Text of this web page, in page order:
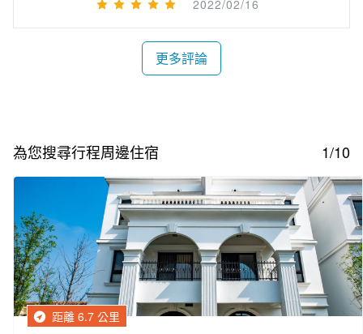
2022/02/16
更多評論
為您搜尋行程周邊住宿 1/10
距離 6.7 公里